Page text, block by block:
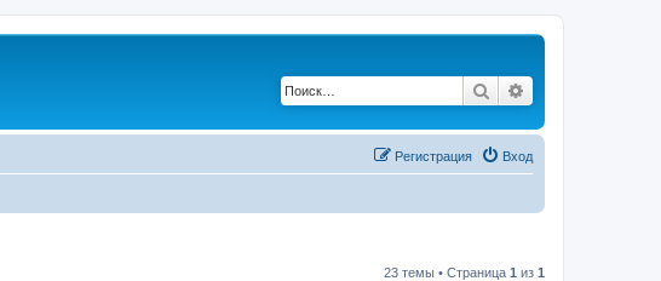
Поиск
Вход
Регистрация
23 темы • Страница 1 из 1